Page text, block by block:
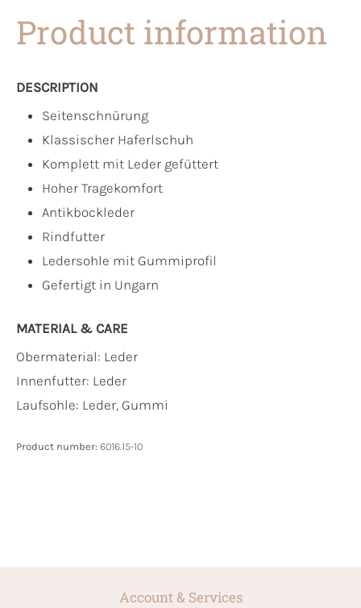
Product information
DESCRIPTION
Seitenschnürung
Klassischer Haferlschuh
Komplett mit Leder gefüttert
Hoher Tragekomfort
Antikbockleder
Rindfutter
Ledersohle mit Gummiprofil
Gefertigt in Ungarn
MATERIAL & CARE
Obermaterial: Leder
Innenfutter: Leder
Laufsohle: Leder, Gummi
Product number: 6016.15-10
Account & Services